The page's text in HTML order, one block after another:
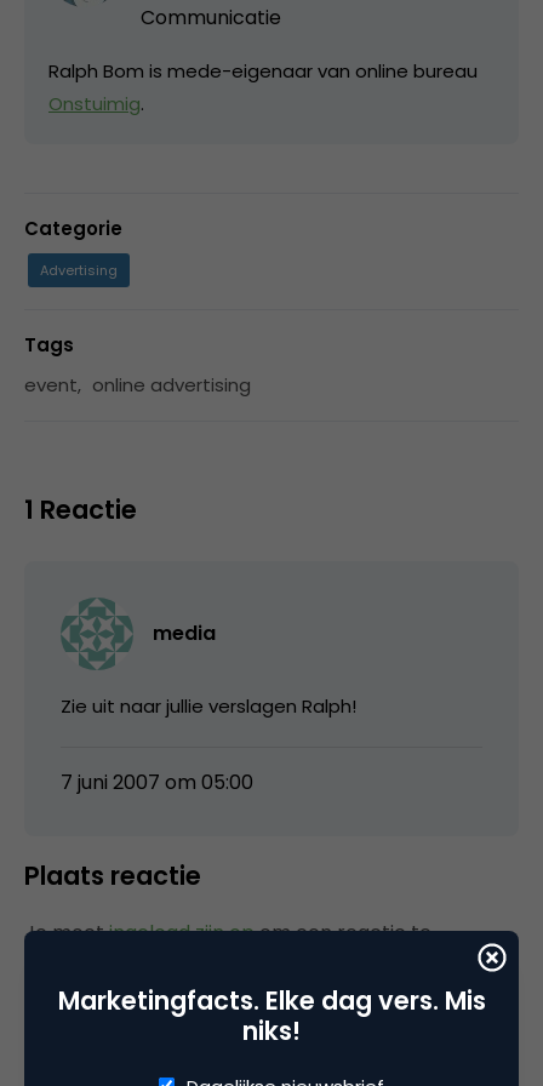
Communicatie
Ralph Bom is mede-eigenaar van online bureau
Onstuimig.
Categorie
Advertising
Tags
event, online advertising
1 Reactie
media
Zie uit naar jullie verslagen Ralph!
7 juni 2007 om 05:00
Plaats reactie
Je moetingelogd zijn opom een reactie te
Marketingfacts. Elke dag vers. Mis
niks!